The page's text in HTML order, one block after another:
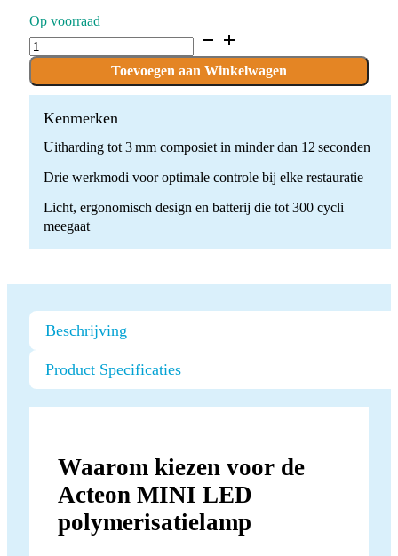
Op voorraad
Acteon
MINI
standard
quantity
Toevoegen aan Winkelwagen
Kenmerken
Uitharding tot 3 mm composiet in minder dan 12 seconden
Drie werkmodi voor optimale controle bij elke restauratie
Licht, ergonomisch design en batterij die tot 300 cycli
meegaat
Beschrijving
Product Specificaties
Waarom kiezen voor de
Acteon MINI LED
polymerisatielamp